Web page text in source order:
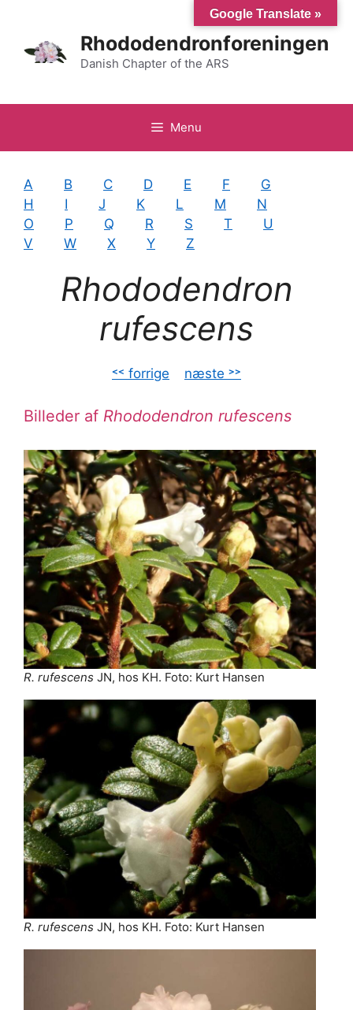
indhold
Rhododendronforeningen
Danish Chapter of the ARS
Menu
A B C D E F
G
H
I J K L M
N
O
P Q R S T
U
V
W X Y Z
Rhododendron
rufescens
˂˂ forrige næste ˃˃
Billeder af Rhododendron rufescens
R. rufescens JN, hos KH. Foto: Kurt Hansen
R. rufescens JN, hos KH. Foto: Kurt Hansen
Google Translate »